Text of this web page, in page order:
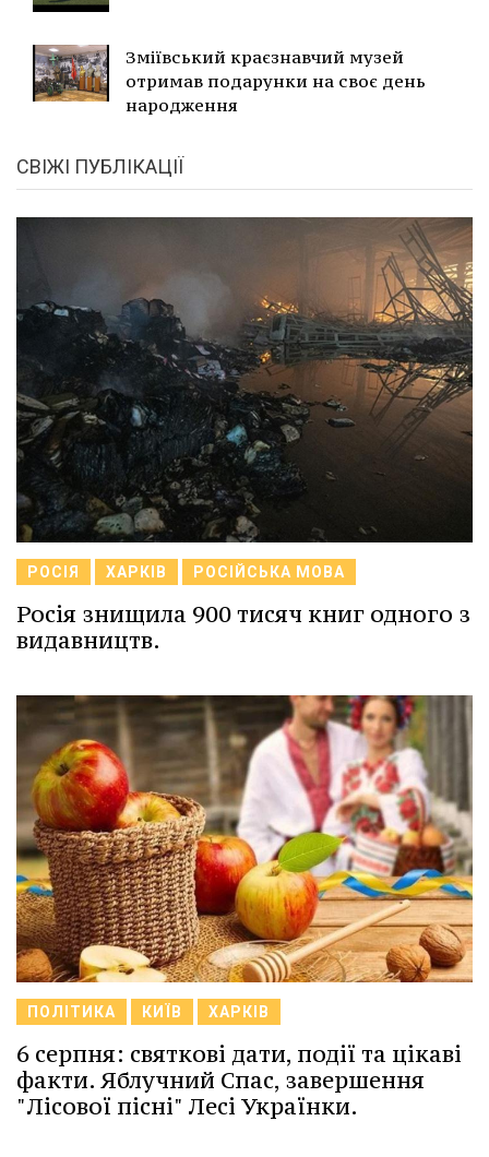
Зміївський краєзнавчий музей
отримав подарунки на своє день
народження
СВІЖІ ПУБЛІКАЦІЇ
РОСІЯ ХАРКІВ РОСІЙСЬКА МОВА
Росія знищила 900 тисяч книг одного з
видавництв.
ПОЛІТИКА КИЇВ ХАРКІВ
6 серпня: святкові дати, події та цікаві
факти. Яблучний Спас, завершення
"Лісової пісні" Лесі Українки.